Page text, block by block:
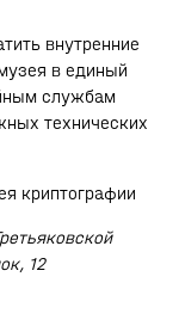
внутренние
в единый
службам
технических
криптографии
12